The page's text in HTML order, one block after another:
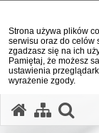
Strona używa plików
serwisu oraz do celów
zgadzasz się na ich
Pamiętaj, że możesz
ustawienia
wyrażenie zgody.